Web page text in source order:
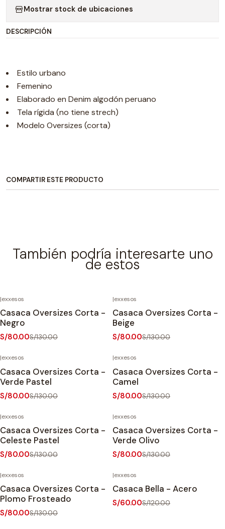
Mostrar stock de ubicaciones
DESCRIPCIÓN
Estilo urbano
Femenino
Elaborado en Denim algodón peruano
Tela rígida (no tiene strech)
Modelo Oversizes (corta)
COMPARTIR ESTE PRODUCTO
También podría interesarte uno
de estos
|exxesos
Casaca Oversizes Corta -
Negro
S/80.00S/130.00
|exxesos
Casaca Oversizes Corta -
Beige
S/80.00S/130.00
|exxesos
Casaca Oversizes Corta -
Verde Pastel
S/80.00S/130.00
Agotado
|exxesos
Casaca Oversizes Corta -
Camel
S/80.00S/130.00
|exxesos
Casaca Oversizes Corta -
Celeste Pastel
S/80.00S/130.00
|exxesos
Casaca Oversizes Corta -
Verde Olivo
S/80.00S/130.00
|exxesos
Casaca Oversizes Corta -
Plomo Frosteado
S/80.00S/130.00
|exxesos
Casaca Bella - Acero
S/60.00S/120.00